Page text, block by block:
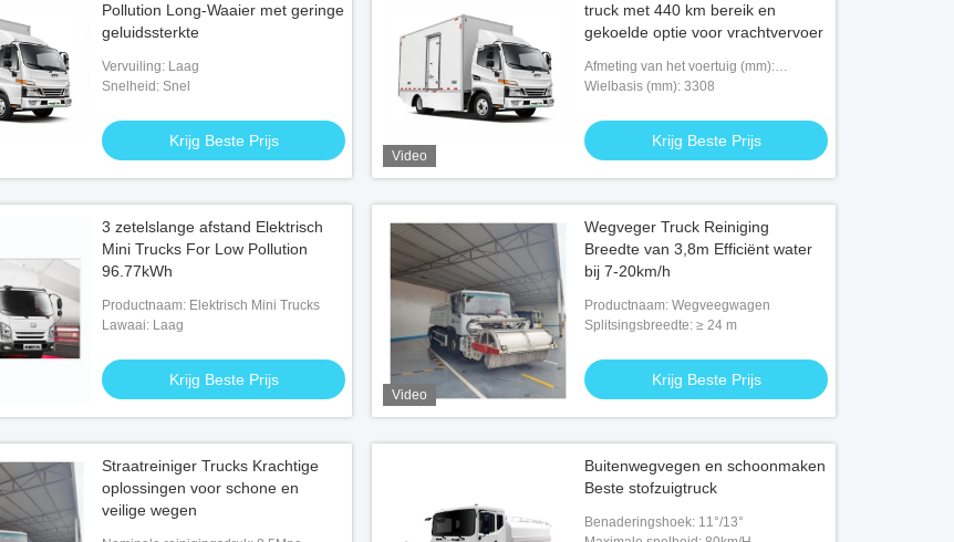
Pollution Long-Waaier met geringe
geluidssterkte
Vervuiling: Laag
Snelheid: Snel
Krijg Beste Prijs
Video
truck met 440 km bereik en
gekoelde optie voor vrachtvervoer
Afmeting van het voertuig (mm):
5995×2250x3150
Wielbasis (mm): 3308
Krijg Beste Prijs
3 zetelslange afstand Elektrisch
Mini Trucks For Low Pollution
96.77kWh
Productnaam: Elektrisch Mini Trucks
Lawaai: Laag
Krijg Beste Prijs
Video
Wegveger Truck Reiniging
Breedte van 3,8m Efficiënt water
bij 7-20km/h
Productnaam: Wegveegwagen
Splitsingsbreedte: ≥ 24 m
Krijg Beste Prijs
Straatreiniger Trucks Krachtige
oplossingen voor schone en
veilige wegen
Buitenwegvegen en schoonmaken
Beste stofzuigtruck
Benaderingshoek: 11°/13°